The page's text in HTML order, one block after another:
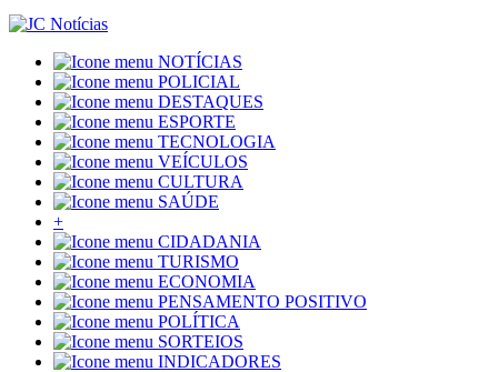
NOTÍCIAS
POLICIAL
DESTAQUES
ESPORTE
TECNOLOGIA
VEÍCULOS
CULTURA
SAÚDE
+
CIDADANIA
TURISMO
ECONOMIA
PENSAMENTO POSITIVO
POLÍTICA
SORTEIOS
INDICADORES